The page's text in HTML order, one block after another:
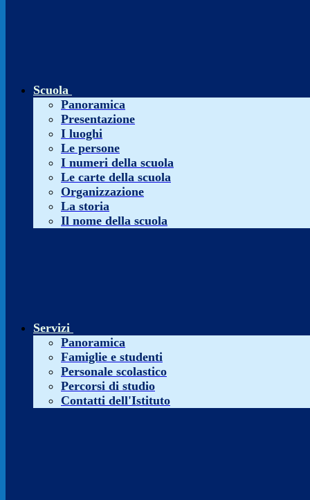
Scuola
Panoramica
Presentazione
I luoghi
Le persone
I numeri della scuola
Le carte della scuola
Organizzazione
La storia
Il nome della scuola
Servizi
Panoramica
Famiglie e studenti
Personale scolastico
Percorsi di studio
Contatti dell'Istituto